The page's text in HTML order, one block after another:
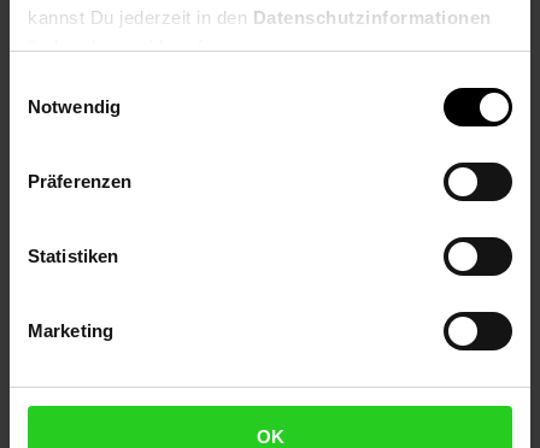
kannst Du jederzeit in den Datenschutzinformationen
ändern bzw. widerrufen.
Notwendig
Präferenzen
Statistiken
Marketing
OK
Produktbeschreibung
Starmix Anschlussmuffe drehbar Hochwertiges Zubehör für
Industriesauger von Starmix Anschlussmuffe aus Gummi,
leitend Auch für ovale Rohre 36,5 - 37,0 mm
Außendurchmesser Technische Details Länge 11 cm Material
Artikelnummer: 2809357000
Artikel gehört zur Kategorie:
Küchen-Einbauspülen & -